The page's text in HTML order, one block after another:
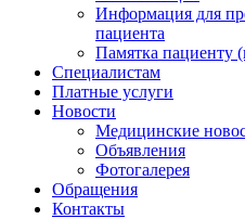
Информация для
пациента
Памятка пациенту
Специалистам
Платные услуги
Новости
Медицинские
Объявления
Фотогалерея
Обращения
Контакты